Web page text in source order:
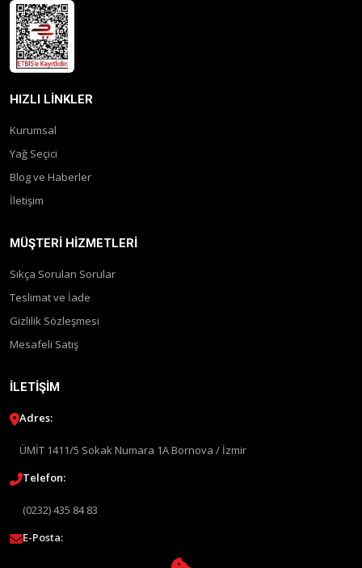
HIZLI LINKLER
Kurumsal
Yağ Seçici
Blog ve Haberler
İletişim
MÜŞTERI HIZMETLERI
Sıkça Sorulan Sorular
Teslimat ve İade
Gizlilik Sözleşmesi
Mesafeli Satış
İLETIŞIM
Adres:
ÜMİT 1411/5 Sokak Numara 1A Bornova / İzmir
Telefon:
(0232) 435 84 83
E-Posta: